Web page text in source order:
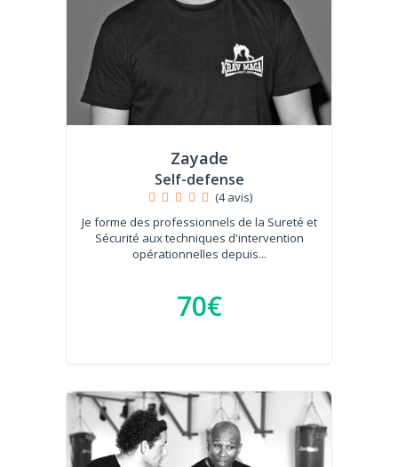
Zayade
Self-defense
(4 avis)
Je forme des professionnels de la Sureté et
Sécurité aux techniques d'intervention
opérationnelles depuis...
70€